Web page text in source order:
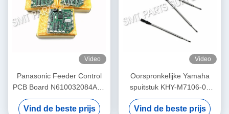
Video
Panasonic Feeder Control
PCB Board N610032084AA /
KXF0DWTHA00 (MC12CX-
5) – Voor CM402 CM602
Vind de beste prijs
Video
Oorspronkelijke Yamaha
spuitstuk KHY-M7106-00
voor YS12 / YS24 / YG12F
SMT Pick and Place
Vind de beste prijs